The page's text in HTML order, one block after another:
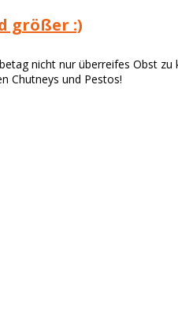
größer :)
nicht nur überreifes Obst
Chutneys und Pestos!